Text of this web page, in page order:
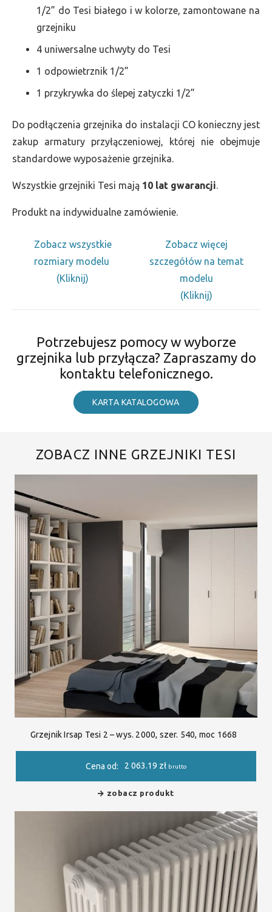
1/2” do Tesi białego i w kolorze, zamontowane na
grzejniku
4 uniwersalne uchwyty do Tesi
1 odpowietrznik 1/2”
1 przykrywka do ślepej zatyczki 1/2”
Do podłączenia grzejnika do instalacji CO konieczny jest
zakup armatury przyłączeniowej, której nie obejmuje
standardowe wyposażenie grzejnika.
Wszystkie grzejniki Tesi mają 10 lat gwarancji.
Produkt na indywidualne zamówienie.
Zobacz wszystkie
rozmiary modelu
(Kliknij)
Zobacz więcej
szczegółów na temat
modelu
(Kliknij)
Potrzebujesz pomocy w wyborze
grzejnika lub przyłącza? Zapraszamy do
kontaktu telefonicznego.
KARTA KATALOGOWA
ZOBACZ INNE GRZEJNIKI TESI
Grzejnik Irsap Tesi 2 – wys. 2000, szer. 540, moc 1668
Cena od: 2 063.19 zł brutto
zobacz produkt